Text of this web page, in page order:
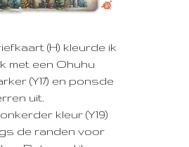
(H) kleurde ik
met een Ohuhu
(Y17) en ponsde
uit.
kleur (Y19)
de randen voor